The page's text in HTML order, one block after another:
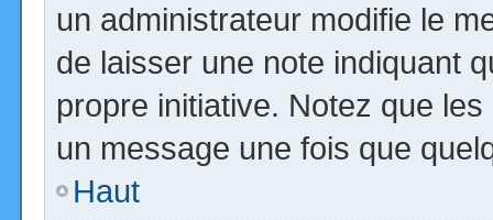
un administrateur modifie le
de laisser une note indiquant
propre initiative. Notez que
un message une fois que
Haut